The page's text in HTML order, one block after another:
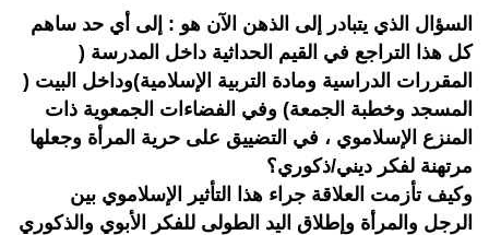
السؤال الذي يتبادر إلى الذهن الآن هو : إلى أي حد ساهم
كل هذا التراجع في القيم الحداثية داخل المدرسة (
المقررات الدراسية ومادة التربية الإسلامية)وداخل البيت (
المسجد وخطبة الجمعة) وفي الفضاءات الجمعوية ذات
المنزع الإسلاموي ، في التضييق على حرية المرأة وجعلها
مرتهنة لفكر ديني/ذكوري؟
وكيف تأزمت العلاقة جراء هذا التأثير الإسلاموي بين
الرجل والمرأة وإطلاق اليد الطولى للفكر الأبوي والذكوري